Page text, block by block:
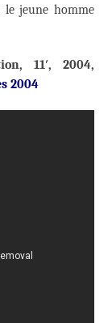
le jeune homme
11′, 2004,
2004